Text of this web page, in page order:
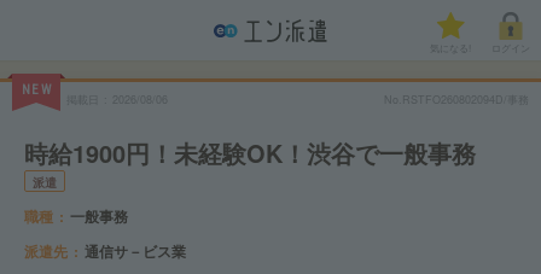
気になる!
NEW
No.RSTFO260802094D/事務
時給1900円！未経験OK！渋谷で一般事務
派遣
職種
一般事務
派遣先
通信サ－ビス業